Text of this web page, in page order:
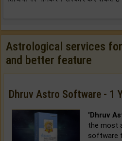
Astrological services
and better feature
Dhruv Astro Software - 1
'Dhruv
the most
software